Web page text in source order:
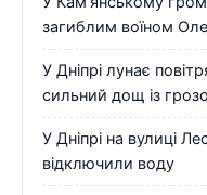
загиблим воїном
У Дніпрі лунає
сильний дощ із
У Дніпрі на вулиці
відключили воду